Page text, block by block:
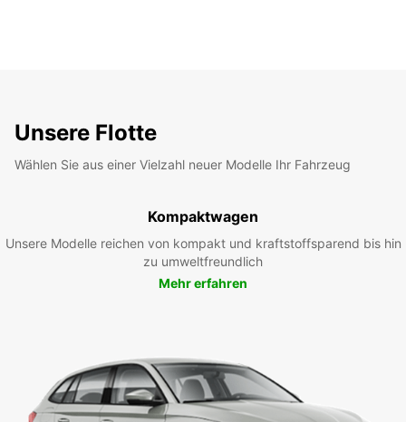
Unsere Flotte
Wählen Sie aus einer Vielzahl neuer Modelle Ihr Fahrzeug
Kompaktwagen
Unsere Modelle reichen von kompakt und kraftstoffsparend bis hin
zu umweltfreundlich
Mehr erfahren